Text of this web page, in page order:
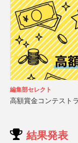
編集部セレクト
高額賞金コンテスト
結果発表